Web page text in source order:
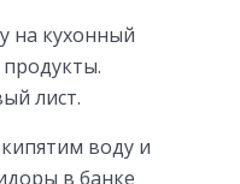
на кухонный
лист.
воду и
в банке